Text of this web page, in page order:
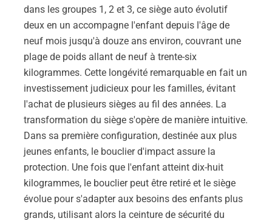
dans les groupes 1, 2 et 3, ce siège auto évolutif
deux en un accompagne l'enfant depuis l'âge de
neuf mois jusqu'à douze ans environ, couvrant une
plage de poids allant de neuf à trente-six
kilogrammes. Cette longévité remarquable en fait un
investissement judicieux pour les familles, évitant
l'achat de plusieurs sièges au fil des années. La
transformation du siège s'opère de manière intuitive.
Dans sa première configuration, destinée aux plus
jeunes enfants, le bouclier d'impact assure la
protection. Une fois que l'enfant atteint dix-huit
kilogrammes, le bouclier peut être retiré et le siège
évolue pour s'adapter aux besoins des enfants plus
grands, utilisant alors la ceinture de sécurité du